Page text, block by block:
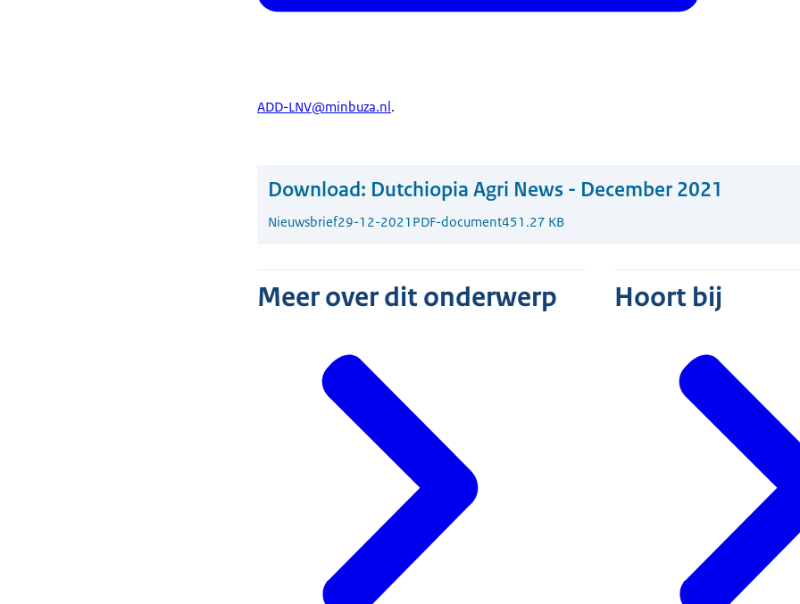
ADD-LNV@minbuza.nl.
Download: Dutchiopia Agri News - December 2021
Nieuwsbrief29-12-2021 PDF-document451.27 KB
Meer over dit onderwerp Hoort bij